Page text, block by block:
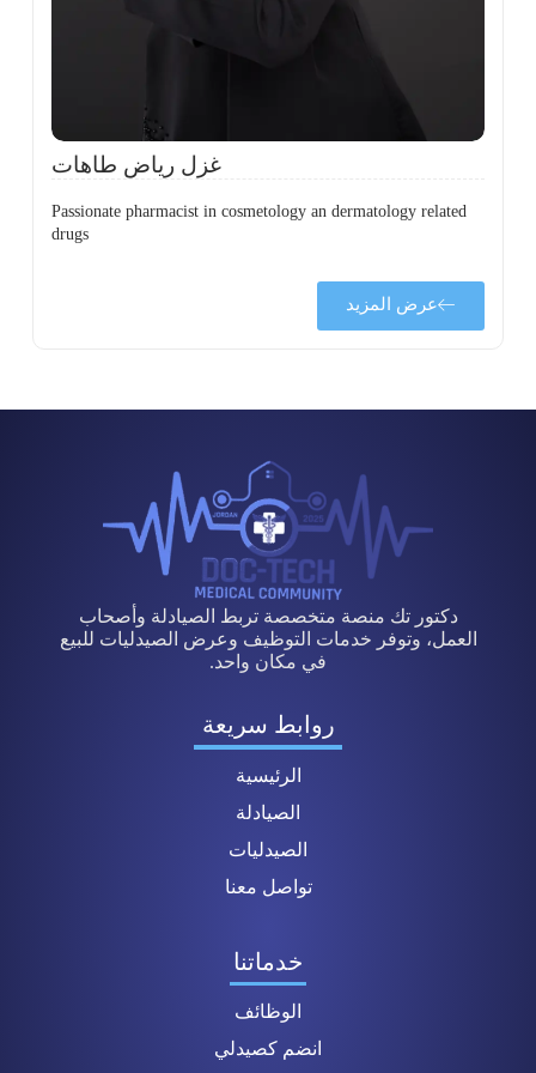
غزل رياض طاهات
Passionate pharmacist in cosmetology an dermatology related
drugs
عرض المزيد
دكتور تك منصة متخصصة تربط الصيادلة وأصحاب
العمل، وتوفر خدمات التوظيف وعرض الصيدليات للبيع
في مكان واحد.
روابط سريعة
الرئيسية
الصيادلة
الصيدليات
تواصل معنا
خدماتنا
الوظائف
انضم كصيدلي